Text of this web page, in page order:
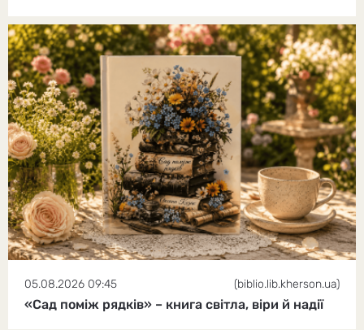
05.08.2026 09:45 (biblio.lib.kherson.ua)
«Сад поміж рядків» – книга світла, віри й надії